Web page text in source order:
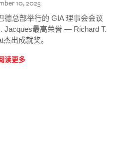
10, 2025
德总部举行的 GIA 理事会会议
Jacques最高荣誉 — Richard T.
杰出成就奖。
读更多